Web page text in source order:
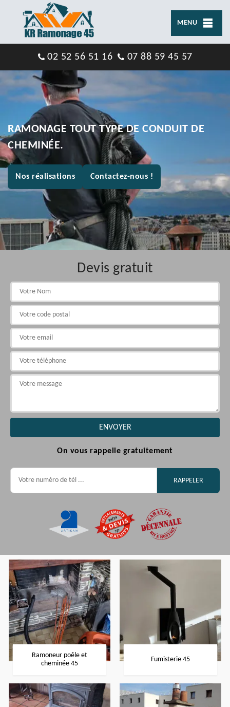
MENU
02 52 56 51 16 07 88 59 45 57
RAMONAGE TOUT TYPE DE CONDUIT DE
CHEMINÉE.
Nos réalisations Contactez-nous !
Devis gratuit
On vous rappelle gratuitement
Ramoneur poêle et
cheminée 45
Fumisterie 45